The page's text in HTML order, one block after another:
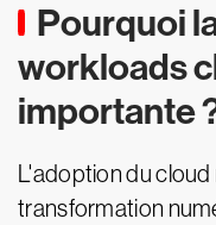
Pourquoi
workloads
importante
L'adoption du
transformation